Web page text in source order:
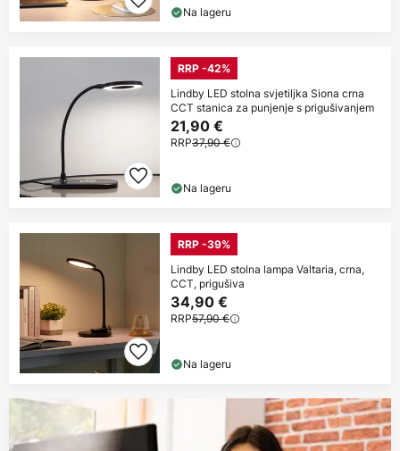
Na lageru
RRP -42%
Lindby LED stolna svjetiljka Siona crna
CCT stanica za punjenje s prigušivanjem
21,90 €
RRP37,90 €
Na lageru
RRP -39%
Lindby LED stolna lampa Valtaria, crna,
CCT, prigušiva
34,90 €
RRP57,90 €
Na lageru